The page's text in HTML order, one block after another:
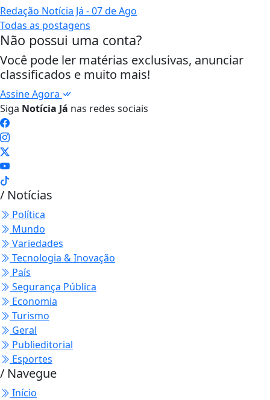
Redação Notícia Já - 07 de Ago
Todas as postagens
Não possui uma conta?
Você pode ler matérias exclusivas, anunciar
classificados e muito mais!
Assine Agora
Siga Notícia Já nas redes sociais
/ Notícias
Política
Mundo
Variedades
Tecnologia & Inovação
País
Segurança Pública
Economia
Turismo
Geral
Publieditorial
Esportes
/ Navegue
Início